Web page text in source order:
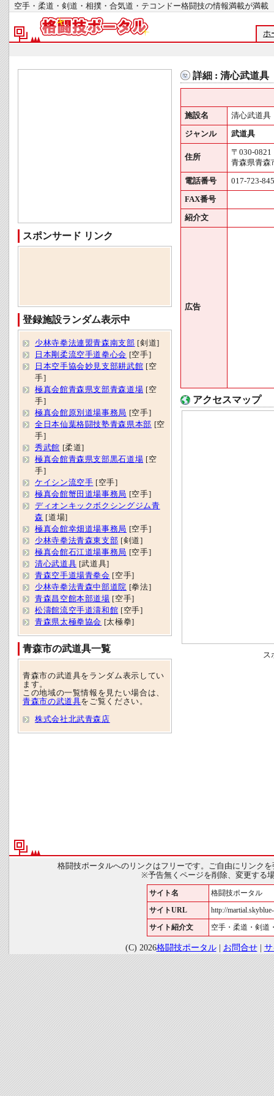
空手・柔道・剣道・相撲・合気道・テコンドー格闘技の情報満載が
ホ
詳細 : 清心武道具
施設名 清心武道具
ジャンル 武道具
住所
〒030-0821
青森県青森
電話番号 017-723-
FAX番号
紹介文
広告
アクセスマップ
ス
スポンサード リンク
登録施設ランダム表示中
少林寺拳法連盟青森南支部 [剣道]
日本剛柔流空手道拳心会 [空手]
日本空手協会妙見支部耕武館 [空
手]
極真会館青森県支部青森道場 [空
手]
極真会館原別道場事務局 [空手]
全日本仙葉格闘技塾青森県本部 [空
手]
秀武館 [柔道]
極真会館青森県支部黒石道場 [空
手]
ケイシン流空手 [空手]
極真会館蟹田道場事務局 [空手]
ディオンキックボクシングジム青
森 [道場]
極真会館幸畑道場事務局 [空手]
少林寺拳法青森東支部 [剣道]
極真会館石江道場事務局 [空手]
清心武道具 [武道具]
青森空手道場青拳会 [空手]
少林寺拳法青森中部道院 [拳法]
青森昌空館本部道場 [空手]
松濤館流空手道濤和館 [空手]
青森県太極拳協会 [太極拳]
青森市の武道具一覧
青森市の武道具をランダム表示してい
ます。
この地域の一覧情報を見たい場合は、
青森市の武道具をご覧ください。
株式会社北武青森店
格闘技ポータルへのリンクはフリーです。ご自由にリンク
※予告無くページを削除、変更する
サイト名 格闘技ポータル
サイトURL http://
サイト紹介文 空手・柔道・剣道
(C) 2026格闘技ポータル| お問合せ|